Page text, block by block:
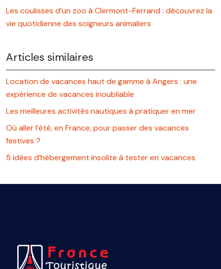
Les coulisses d’un zoo à Clermont-Ferrand : découvrez la
vie quotidienne des soigneurs animaliers
Articles similaires
Location de vacances haut de gamme à Angers : une
expérience de vacances inoubliable
Les meilleures activités nautiques à pratiquer en mer
Où aller l’été, en France, pour passer des vacances
festives ?
5 idées d’hébergement insolite à tester en vacances